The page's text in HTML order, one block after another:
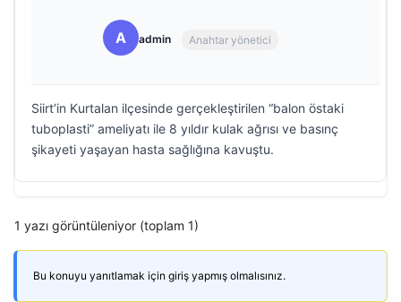
A admin Anahtar yönetici
Siirt’in Kurtalan ilçesinde gerçekleştirilen “balon östaki
tuboplasti” ameliyatı ile 8 yıldır kulak ağrısı ve basınç
şikayeti yaşayan hasta sağlığına kavuştu.
1 yazı görüntüleniyor (toplam 1)
Bu konuyu yanıtlamak için giriş yapmış olmalısınız.